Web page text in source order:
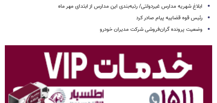
ابلاغ شهریه مدارس غیردولتی/ رتبه‌بندی این مدارس از ابتدای مهر ماه
رئیس قوه قضاییه پیام صادر کرد
وضعیت پرونده گران‌فروشی شرکت مدیران خودرو